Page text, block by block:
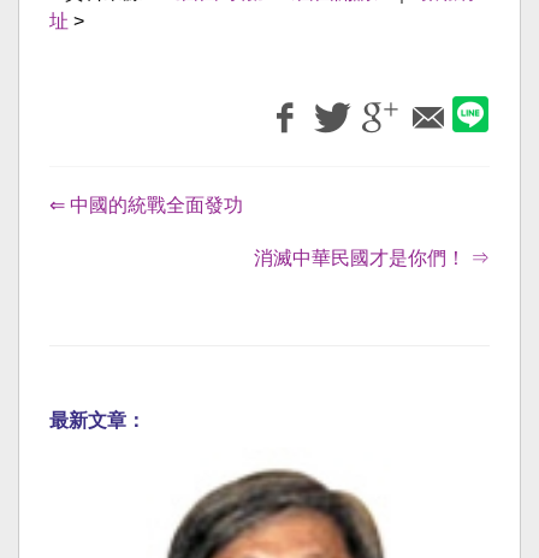
址 >
⇐ 中國的統戰全面發功
消滅中華民國才是你們！ ⇒
最新文章：